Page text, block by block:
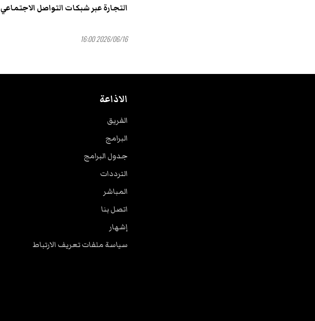
التجارة عبر شبكات التواصل الاجتماعي
2026/06/16 16:00
الاذاعة
الفريق
البرامج
جدول البرامج
الترددات
المباشر
اتصل بنا
إشهار
سياسة ملفات تعريف الارتباط